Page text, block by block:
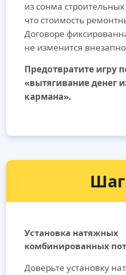
из сонма
что стоимость
Договоре
не изменится
Предотвратите игру
«вытягивание денег
кармана».
Установка натяжных
комбинированных
Доверьте установку